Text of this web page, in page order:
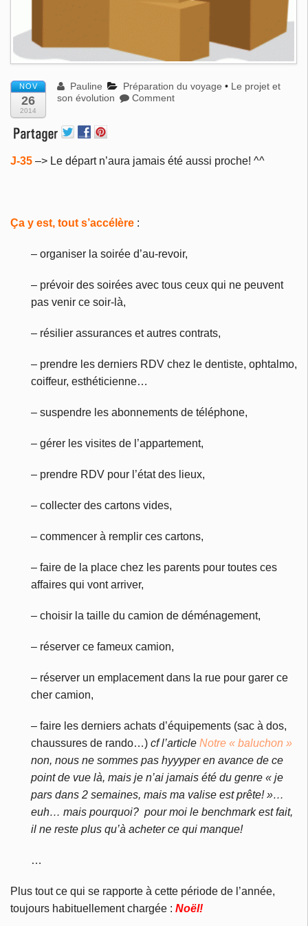
NOV
26
2014
Pauline Préparation du voyage • Le projet et
son évolution
Comment
J-35 –> Le départ n’aura jamais été aussi proche! ^^
Ça y est, tout s’accélère :
– organiser la soirée d’au-revoir,
– prévoir des soirées avec tous ceux qui ne peuvent
pas venir ce soir-là,
– résilier assurances et autres contrats,
– prendre les derniers RDV chez le dentiste, ophtalmo,
coiffeur, esthéticienne…
– suspendre les abonnements de téléphone,
– gérer les visites de l’appartement,
– prendre RDV pour l’état des lieux,
– collecter des cartons vides,
– commencer à remplir ces cartons,
– faire de la place chez les parents pour toutes ces
affaires qui vont arriver,
– choisir la taille du camion de déménagement,
– réserver ce fameux camion,
– réserver un emplacement dans la rue pour garer ce
cher camion,
– faire les derniers achats d’équipements (sac à dos,
chaussures de rando…) cf l’article Notre « baluchon »
non, nous ne sommes pas hyyyper en avance de ce
point de vue là, mais je n’ai jamais été du genre « je
pars dans 2 semaines, mais ma valise est prête! »…
euh… mais pourquoi? pour moi le benchmark est fait,
il ne reste plus qu’à acheter ce qui manque!
…
Plus tout ce qui se rapporte à cette période de l’année,
toujours habituellement chargée : Noël!